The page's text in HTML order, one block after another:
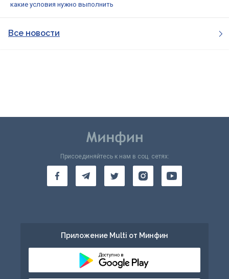
какие условия нужно выполнить
Все новости
Присоединяйтесь к нам в соц. сетях:
Приложение Multi от Минфин
Доступно в